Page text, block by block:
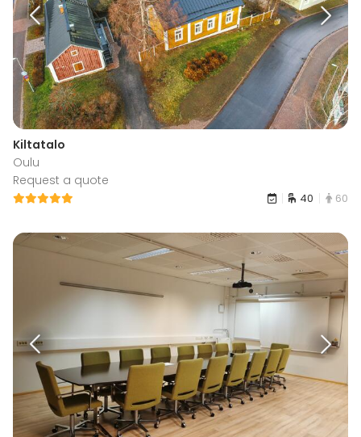
Kiltatalo
Oulu
Request a quote
40 60